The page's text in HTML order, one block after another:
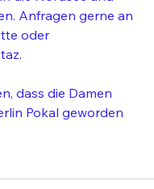
Anfragen gerne an
oder
dass die Damen
Pokal geworden